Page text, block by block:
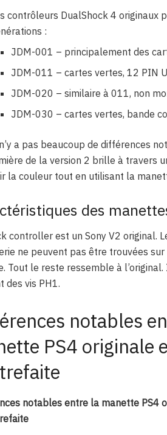
contrôleurs DualShock 4 originaux
:
JDM-001 – principalement des
JDM-011 – cartes vertes, 12 PIN
JDM-020 – similaire à 011, non
JDM-030 – cartes vertes, bande
a pas beaucoup de différences
de la version 2 brille à travers
la couleur tout en utilisant la
des
controller est un Sony V2 original.
ne peuvent pas être trouvées sur
Tout le reste ressemble à
des vis PH1.
notables
PS4 originale
notables entre la manette PS4